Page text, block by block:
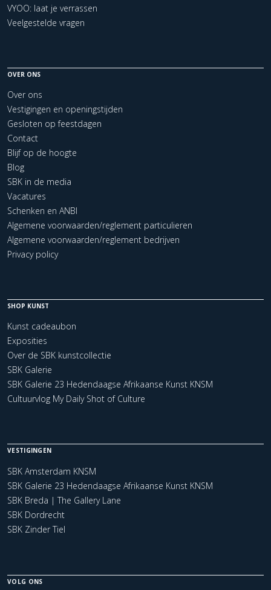
VYOO: laat je verrassen
Veelgestelde vragen
OVER ONS
Over ons
Vestigingen en openingstijden
Gesloten op feestdagen
Contact
Blijf op de hoogte
Blog
SBK in de media
Vacatures
Schenken en ANBI
Algemene voorwaarden/reglement particulieren
Algemene voorwaarden/reglement bedrijven
Privacy policy
SHOP KUNST
Kunst cadeaubon
Exposities
Over de SBK kunstcollectie
SBK Galerie
SBK Galerie 23 Hedendaagse Afrikaanse Kunst KNSM
Cultuurvlog My Daily Shot of Culture
VESTIGINGEN
SBK Amsterdam KNSM
SBK Galerie 23 Hedendaagse Afrikaanse Kunst KNSM
SBK Breda | The Gallery Lane
SBK Dordrecht
SBK Zinder Tiel
VOLG ONS